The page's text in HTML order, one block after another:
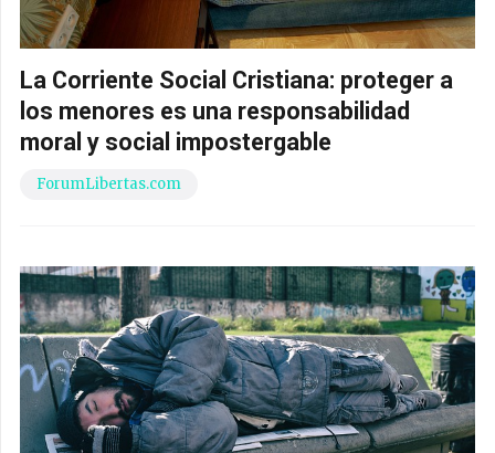
La Corriente Social Cristiana: proteger a
los menores es una responsabilidad
moral y social impostergable
ForumLibertas.com